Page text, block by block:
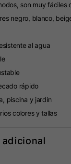
son muy
negro, blanco,
al agua
rápido
piscina y jardín
colores y tallas